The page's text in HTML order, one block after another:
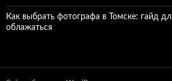
Как выбрать фотографа в Томске: гайд
облажаться